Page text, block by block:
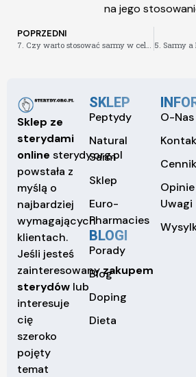
na jego
POPRZEDNI
7. Czy warto stosować sarmy w celu zwiększenia masy mięśniowej
Sklep ze
sterydami
online sterydy.org.pl
powstała z
myślą o
najbardziej
wymagających
klientach.
Jeśli jesteś
zainteresowanyzakupem
sterydów lub
interesuje
cię
szeroko
pojęty
temat
SKLEP
Peptydy
Natural
Sarm
Sklep
Euro-
Pharmacies
BLOGI
Porady
Blog
Doping
Dieta
O-Nas
Cennik
Uwagi